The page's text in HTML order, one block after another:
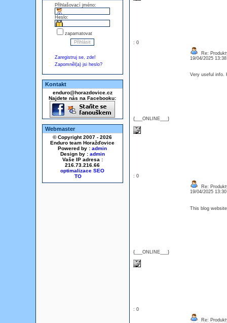
Přihlašovací jméno:
Heslo:
zapamatovat
Zaregistruj se, zde!
Zapomněl(a) jsi heslo?
Kontakt
enduro@horazdovice.cz
Najdete nás na Facebooku:
Webmaster
© Copyright 2007 - 2026
Enduro team Horažďovice
Powered by : admin
Design by : admin
Vaše IP adresa :
216.73.216.66
optimalizace SEO
: 0
{___ONLINE___}
Re:
19/04/2025
Very useful
: 0
{___ONLINE___}
Re:
19/04/2025
This blog
: 0
Re: